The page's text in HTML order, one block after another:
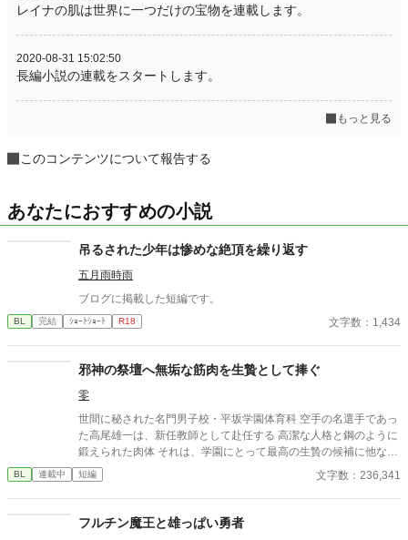
レイナの肌は世界に一つだけの宝物を連載します。
2020-08-31 15:02:50
長編小説の連載をスタートします。
もっと見る
このコンテンツについて報告する
あなたにおすすめの小説
吊るされた少年は惨めな絶頂を繰り返す
五月雨時雨
ブログに掲載した短編です。
BL 完結 ｼｮｰﾄｼｮｰﾄ R18 文字数：1,434
邪神の祭壇へ無垢な筋肉を生贄として捧ぐ
零
世間に秘された名門男子校・平坂学園体育科 空手の名選手であっ
た高尾雄一は、新任教師として赴任する 高潔な人格と鋼のように
鍛えられた肉体 それは、学園にとって最高の生贄の候補に他なら
なかった 至高の筋肉を持つ、精神を削られ意志をなくした青年を
太古の神に捧げるため、“水”、“風”、“土”の信奉者達が暗躍する 意
校で繰り広げられるダークファンタジー
BL 連載中 短編 文字数：236,341
フルチン魔王と雄っぱい勇者